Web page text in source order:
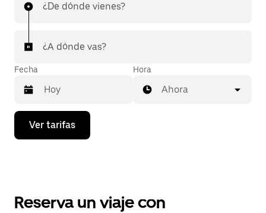
¿De dónde vienes?
¿A dónde vas?
Fecha
Presiona
flecha
el
Hora
Ahora
Ver tarifas
Reserva un viaje con